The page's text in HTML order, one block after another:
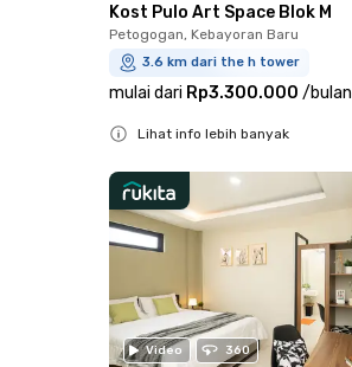
Kost Pulo Art Space Blok M
Petogogan, Kebayoran Baru
3.6 km dari the h tower
mulai dari Rp3.300.000 /bulan
Lihat info lebih banyak
Video 360